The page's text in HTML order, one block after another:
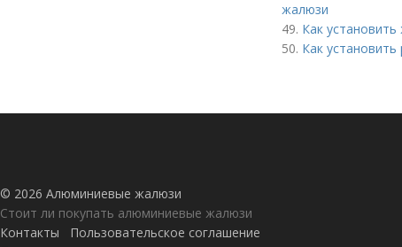
жалюзи
49. Как
50. Как
© 2026 Алюминиевые жалюзи
Стоит ли покупать алюминиевые жалюзи
Контакты
Пользовательское соглашение